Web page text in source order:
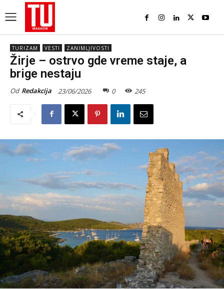
TURIZAM VESTI ZANIMLJIVOSTI
Žirje – ostrvo gde vreme staje, a
brige nestaju
Od Redakcija 23/06/2026 0 245